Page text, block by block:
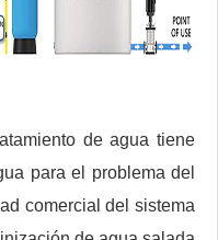
de agua tiene
para el problema del
comercial del sistema